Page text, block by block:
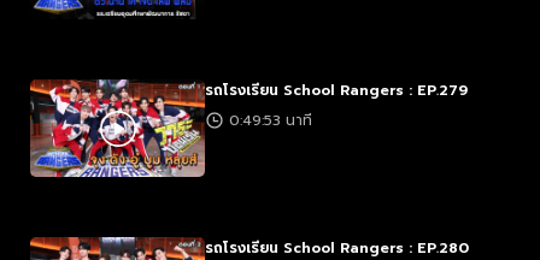
รถโรงเรียน School Rangers : EP.279
0:49:53 นาที
รถโรงเรียน School Rangers : EP.280